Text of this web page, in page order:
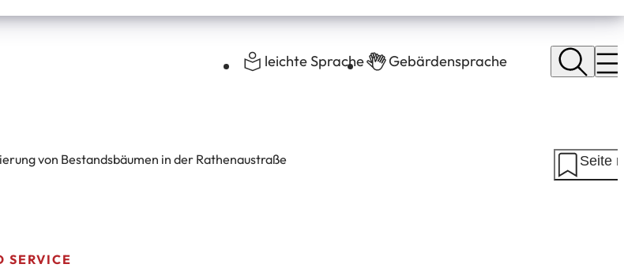
leichte Sprache Gebärdensprache
von Bestandsbäumen in der Rathenaustraße Seite
SERVICE